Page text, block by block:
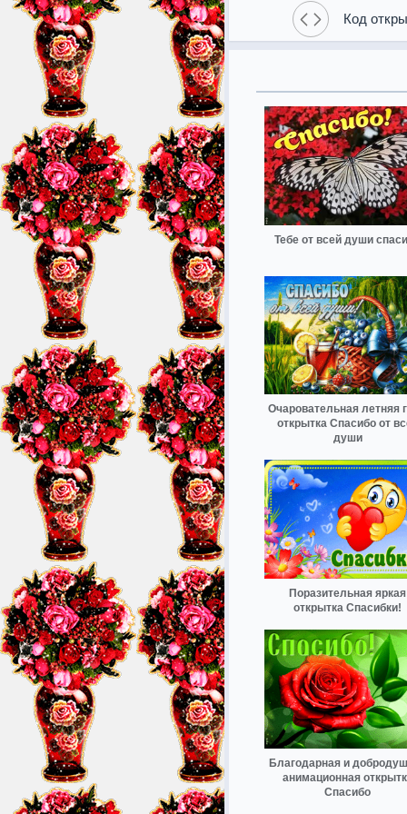
Код
Тебе от всей души
Очаровательная летняя
открытка Спасибо от
души
Поразительная яркая
открытка Спасибки!
Благодарная и
анимационная
Спасибо